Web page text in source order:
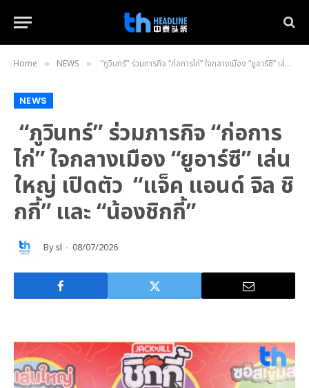
Home » NEWS » “ภูวินทร์” ร่วมภารกิจ “ก่อการไก่” ใจกลางเมือง “ยูอาร์ซี” เล่นใหญ่ เปิดตัว “แจ็ค แอนด์ จิล ชิกกี้” และ “น้องชิกกี้”
NEWS
“ภูวินทร์” ร่วมภารกิจ “ก่อการ
ไก่” ใจกลางเมือง “ยูอาร์ซี” เล่น
ใหญ่ เปิดตัว “แจ็ค แอนด์ จิล ชิ
กกี้” และ “น้องชิกกี้”
Bysl 08/07/2026